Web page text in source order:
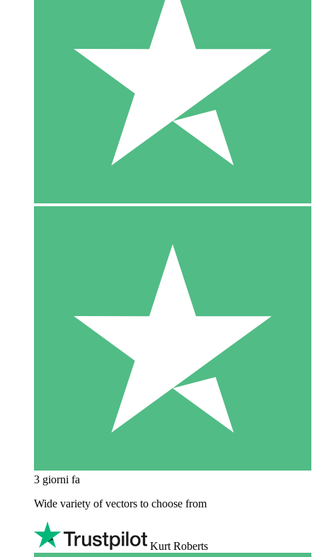
3 giorni fa
Wide variety of vectors to choose from
Kurt Roberts